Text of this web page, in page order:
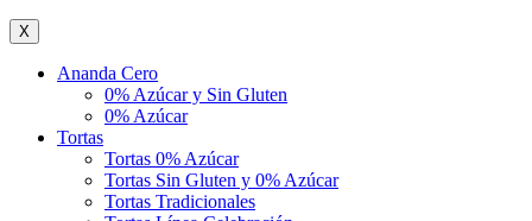
X
Ananda Cero
0% Azúcar y Sin Gluten
0% Azúcar
Tortas
Tortas 0% Azúcar
Tortas Sin Gluten y 0% Azúcar
Tortas Tradicionales